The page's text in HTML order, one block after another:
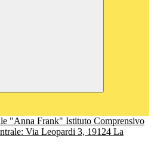
Istituto Comprensivo
Via Leopardi 3, 19124 La